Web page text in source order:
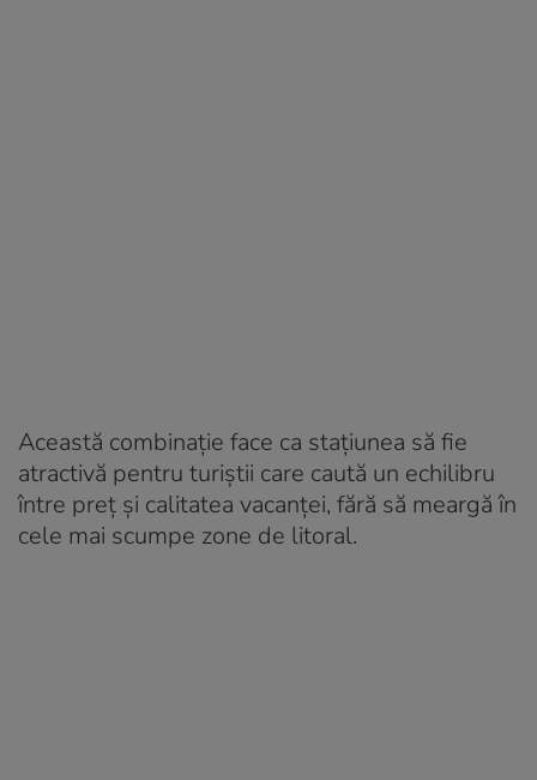
Această combinație face ca stațiunea să fie
atractivă pentru turiștii care caută un echilibru
între preț și calitatea vacanței, fără să meargă în
cele mai scumpe zone de litoral.